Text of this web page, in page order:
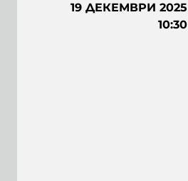
19 ДЕКЕМВРИ 2025
10:30